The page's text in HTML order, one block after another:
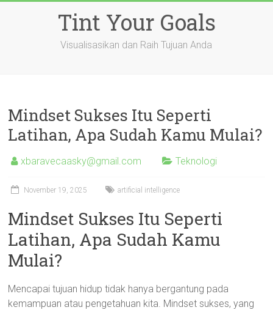
Tint Your Goals
Visualisasikan dan Raih Tujuan Anda
Mindset Sukses Itu Seperti
Latihan, Apa Sudah Kamu Mulai?
xbaravecaasky@gmail.com Teknologi
November 19, 2025 artificial intelligence
Mindset Sukses Itu Seperti
Latihan, Apa Sudah Kamu
Mulai?
Mencapai tujuan hidup tidak hanya bergantung pada
kemampuan atau pengetahuan kita. Mindset sukses, yang